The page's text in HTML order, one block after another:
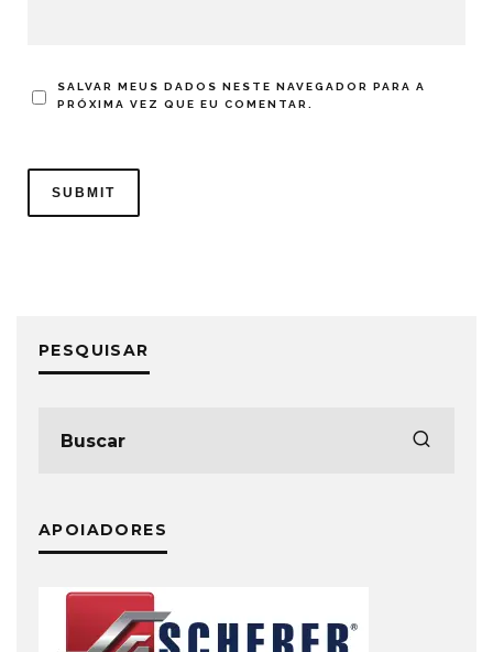
SALVAR MEUS DADOS NESTE NAVEGADOR PARA A
PRÓXIMA VEZ QUE EU COMENTAR.
PESQUISAR
APOIADORES